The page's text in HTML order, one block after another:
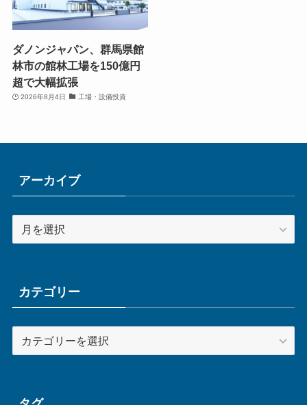
ダノンジャパン、群馬県館
林市の館林工場を150億円
超で大幅拡張
2026年8月4日 工場・設備投資
アーカイブ
ー
ブカテゴリー
テ
ー